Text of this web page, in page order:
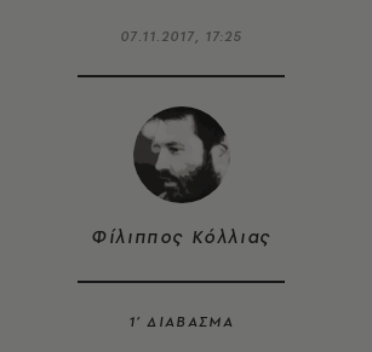
07.11.2017, 17:25
Φίλιππος Κόλλιας
1’ ΔΙΑΒΑΣΜΑ